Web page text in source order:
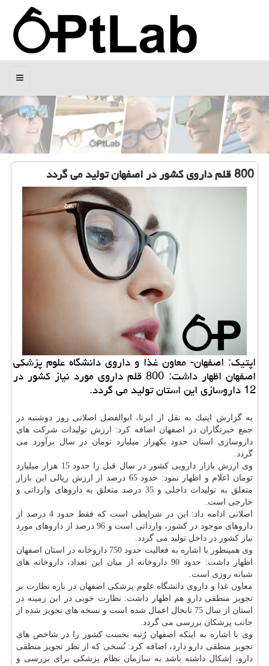
منو
800 قلم داروی كشور در اصفهان تولید می گردد
اپتیك: اصفهان- معاون غذا و داروی دانشگاه علوم پزشكی
اصفهان اظهار داشت: 800 قلم داروی مورد نیاز كشور در
12 داروسازی این استان تولید می گردد.
به گزارش اپتیك به نقل از ایرنا، ابوالفضل اصلانی روز دوشنبه در
جمع خبرنگاران در اصفهان اضافه كرد: ارزش تولیدات شركت های
داروسازی استان حدود یكهزار میلیارد تومان در سال برآورد می
گردد.
وی ارزش بازار دارویی كشور در سال قبل را حدود 15 هزار میلیارد
تومان اعلام و اظهار نمود: حدود 65 درصد از ارزش ریالی این بازار
متعلق به تولیدات داخلی و 35 درصد متعلق به داروهای وارداتی و
خارجی است.
اصلانی ادامه داد: این در شرایطی است كه فقط حدود 4 درصد از
داروهای موجود در كشور، وارداتی است و 96 درصد از داروهای مورد
نیاز كشور در داخل تولید می گردد.
وی همینطور با اشاره به فعالیت حدود 750 داروخانه در استان اصفهان
اظهار داشت: حدود 90 داروخانه از میان این تعداد، داروخانه های
شبانه روزی است.
معاون غذا و داروی دانشگاه علوم پزشكی اصفهان در باره نظارت بر
تجویز منطقیدارو هم اظهار داشت: نظارت خوبی در این زمینه در
استان از سال 75 تابحال اعمال شده است و نسخه های تجویز شده از
جانب پزشكان بررسی می گردد.
وی با اشاره به اینكه اصفهان رُتبه نخست كشور را در شاخص های
تجویز منطقی دارو دارد، اضافه كرد: نُسخی كه از نظر تجویز منطقی
دارو، اِشكال داشته باشد به سازمان نظام پزشكی برای بررسی و